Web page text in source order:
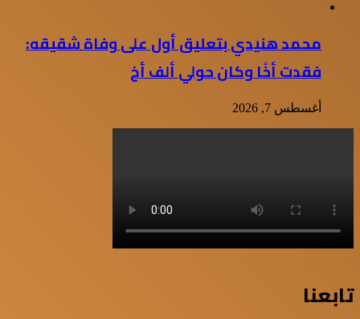
محمد هنيدي بتعليق أول على وفاة شقيقه:
فقدت أخًا وكان حولي ألف أخ
أغسطس 7, 2026
تابعنا